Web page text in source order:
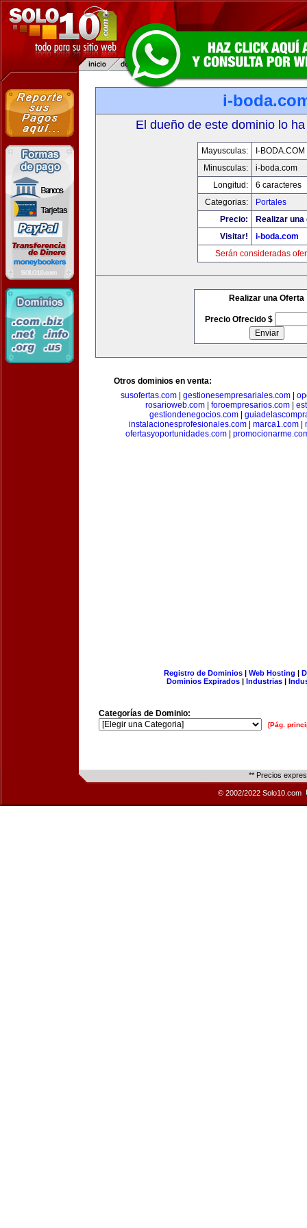
i-
El dueño de este dominio lo
Mayusculas:
I-BODA.COM
Minusculas:
i-boda.com
Longitud:
6 caracteres
Categorias:
Portales
Precio:
Realizar
Visitar!
i-boda.com
Serán consideradas
Realizar una Oferta
Precio Ofrecido $
Otros dominios en venta:
susofertas.com| gestionesempresariales.com|
rosarioweb.com
foroempresarios.com
gestiondenegocios.com
instalacionesprofesionales.com| marca1.com|
ofertasyoportunidades.com
Registro de Dominios| Web Hosting |
Dominios Expirados | Industrias |
Categorías de Dominio:
[Pág.
** Precios
© 2002/2022 Solo10.com